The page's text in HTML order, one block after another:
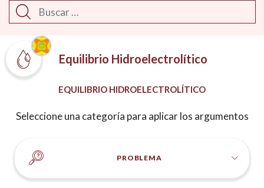
Buscar
Equilibrio Hidroelectrolítico
EQUILIBRIO HIDROELECTROLÍTICO
Seleccione una categoría para aplicar los argumentos
PROBLEMA